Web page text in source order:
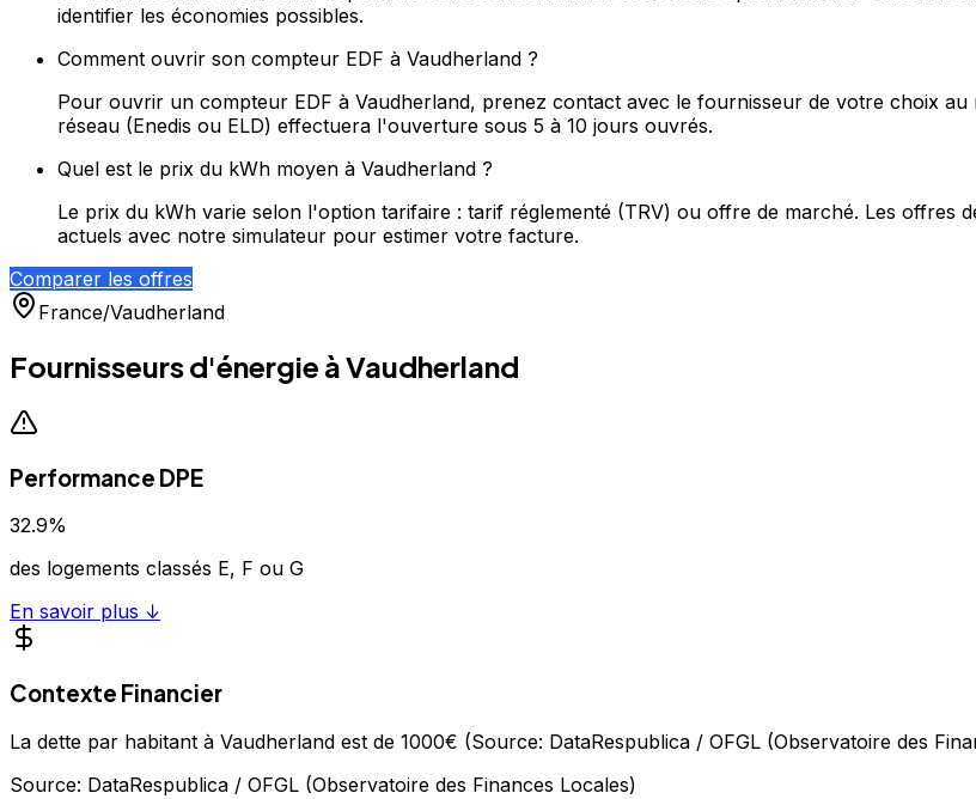
identifier les économies possibles.
Comment ouvrir son compteur EDF à Vaudherland ?
Pour ouvrir un compteur EDF à Vaudherland, prenez contact avec le fournisseur de votre choix au
réseau (Enedis ou ELD) effectuera l'ouverture sous 5 à 10 jours ouvrés.
Quel est le prix du kWh moyen à Vaudherland ?
Le prix du kWh varie selon l'option tarifaire : tarif réglementé (TRV) ou offre de marché. Les offres
actuels avec notre simulateur pour estimer votre facture.
Comparer les offres
France/Vaudherland
Fournisseurs d'énergie àVaudherland
Performance DPE
32.9%
des logements classés E, F ou G
En savoir plus ↓
Contexte Financier
La dette par habitant à Vaudherland est de 1000€ (Source: DataRespublica / OFGL (Observatoire des
Source: DataRespublica / OFGL (Observatoire des Finances Locales)